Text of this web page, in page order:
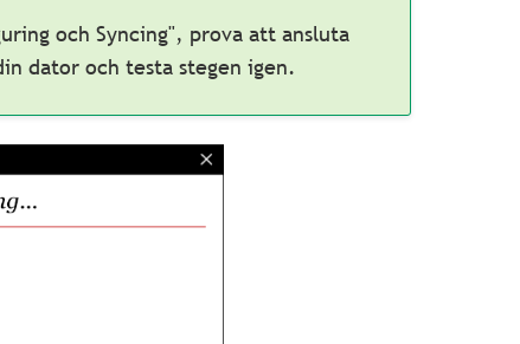
och Syncing", prova att ansluta
dator och testa stegen igen.